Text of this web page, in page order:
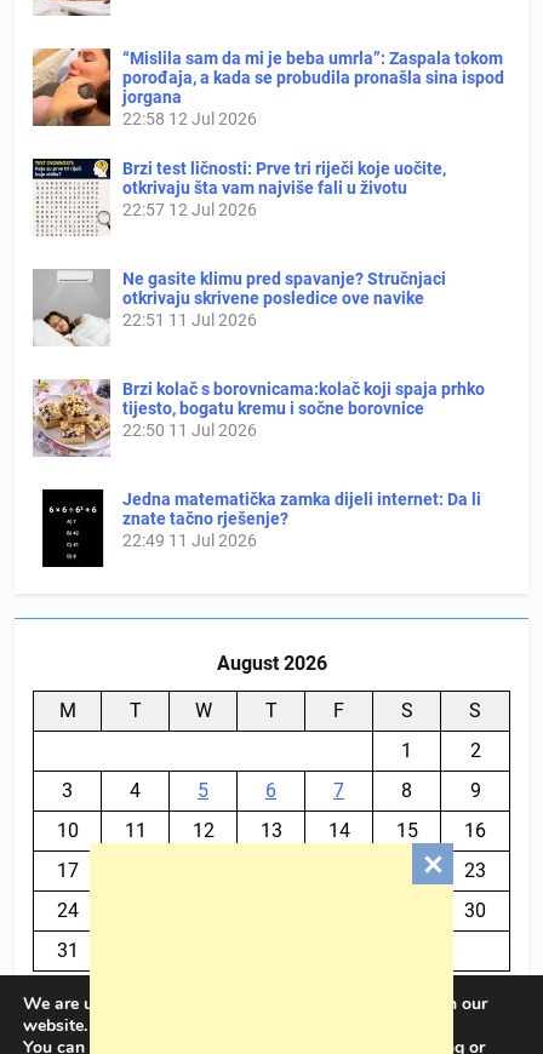
“Mislila sam da mi je beba umrla”: Zaspala tokom
porođaja, a kada se probudila pronašla sina ispod
jorgana
22:58 12 Jul 2026
Brzi test ličnosti: Prve tri riječi koje uočite,
otkrivaju šta vam najviše fali u životu
22:57 12 Jul 2026
Ne gasite klimu pred spavanje? Stručnjaci
otkrivaju skrivene posledice ove navike
22:51 11 Jul 2026
Brzi kolač s borovnicama:kolač koji spaja prhko
tijesto, bogatu kremu i sočne borovnice
22:50 11 Jul 2026
Jedna matematička zamka dijeli internet: Da li
znate tačno rješenje?
22:49 11 Jul 2026
August 2026
M T W T F S
S
1
2
3
4 5 6 7 8
9
10
11 12 13 14 15
16
17
23
24
30
31
We are using cookies to give you the best experience on our
website.
You can find out more about which cookies we are using or